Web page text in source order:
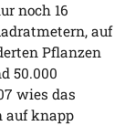
noch 16
auf
Pflanzen
50.000
wies das
auf knapp